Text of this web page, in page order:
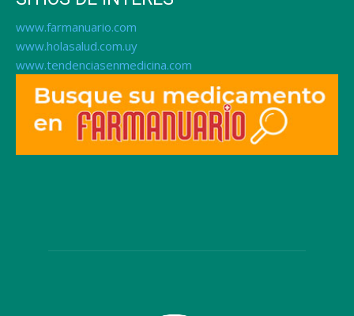
www.farmanuario.com
www.holasalud.com.uy
www.tendenciasenmedicina.com